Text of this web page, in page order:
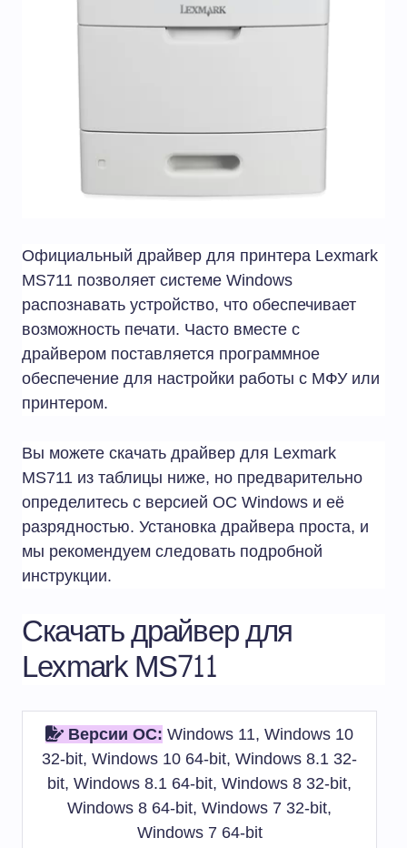
Официальный драйвер для принтера Lexmark
MS711 позволяет системе Windows
распознавать устройство, что обеспечивает
возможность печати. Часто вместе с
драйвером поставляется программное
обеспечение для настройки работы с МФУ или
принтером.
Вы можете скачать драйвер для Lexmark
MS711 из таблицы ниже, но предварительно
определитесь с версией ОС Windows и её
разрядностью. Установка драйвера проста, и
мы рекомендуем следовать подробной
инструкции.
Скачать драйвер для
Lexmark MS711
Версии ОС: Windows 11, Windows 10
32-bit, Windows 10 64-bit, Windows 8.1 32-
bit, Windows 8.1 64-bit, Windows 8 32-bit,
Windows 8 64-bit, Windows 7 32-bit,
Windows 7 64-bit